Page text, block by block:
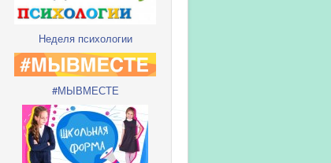
Неделя психологии
#МЫВМЕСТЕ